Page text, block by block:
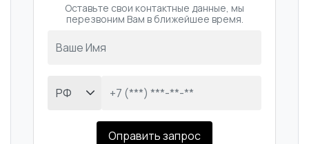
Оставьте свои контактные данные, мы
перезвоним Вам в ближейшее время.
Оправить запрос